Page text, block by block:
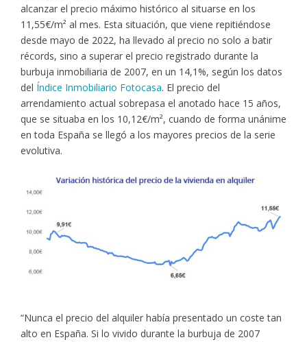
alcanzar el precio máximo histórico al situarse en los
11,55€/m² al mes. Esta situación, que viene repitiéndose
desde mayo de 2022, ha llevado al precio no solo a batir
récords, sino a superar el precio registrado durante la
burbuja inmobiliaria de 2007, en un 14,1%, según los datos
del Índice Inmobiliario Fotocasa. El precio del
arrendamiento actual sobrepasa el anotado hace 15 años,
que se situaba en los 10,12€/m², cuando de forma unánime
en toda España se llegó a los mayores precios de la serie
evolutiva.
“Nunca el precio del alquiler había presentado un coste tan
alto en España. Si lo vivido durante la burbuja de 2007